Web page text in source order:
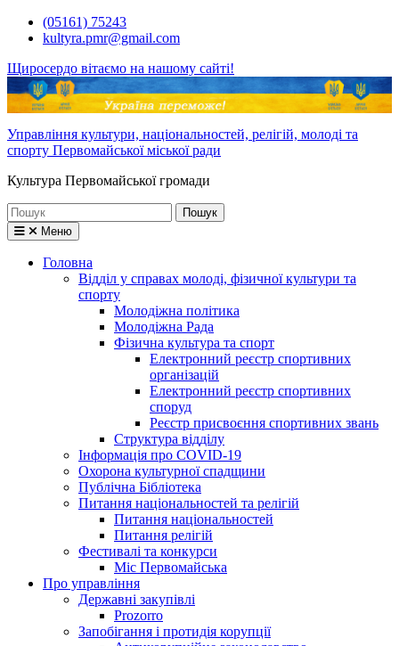
Перейти(05161) 75243
kultyra.pmr@gmail.com
Щиросердо вітаємо на нашому сайті!
Управління культури, національностей, релігій, молоді та
спорту Первомайської міської ради
Культура Первомайcької громади
Шукати:
Меню
Головна
Відділ у справах молоді, фізичної культури та
спорту
Молодіжна політика
Молодіжна Рада
Фізична культура та спорт
Електронний реєстр спортивних
організацій
Електронний реєстр спортивних
споруд
Реєстр присвоєння спортивних звань
Структура відділу
Інформація про COVID-19
Охорона культурної спадщини
Публічна Бібліотека
Питання національностей та релігій
Питання національностей
Питання релігій
Фестивалі та конкурси
Міс Первомайська
Про управління
Державні закупівлі
Prozorro
Запобігання і протидія корупції